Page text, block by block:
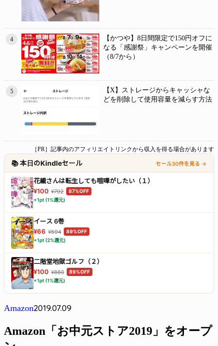
4
【かつや】8日間限定で150円オフに
なる「感謝祭」キャンペーンを開催
（8/7から）
5
【X】ストレージからキャッシャな
どを削除して使用容量を減らす方法
［PR］記事内のアフィリエイトリンクから収入を得る場合があります
📚 本日のKindleセール セール30件を見る →
花織さんは転生しても喧嘩がしたい（１）
¥100 ¥792
87%OFF
+1pt (1%還元)
イース 6巻
¥66 ¥594
89%OFF
+1pt (2%還元)
二階堂地獄ゴルフ（２）
¥100 ¥880
89%OFF
+1pt (1%還元)
Amazon2019.07.09
Amazon「お中元ストア2019」をオープ